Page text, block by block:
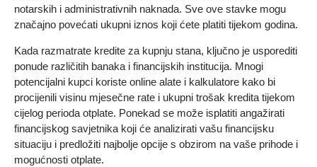
notarskih i administrativnih naknada. Sve ove stavke mogu
značajno povećati ukupni iznos koji ćete platiti tijekom godina.
Kada razmatrate kredite za kupnju stana, ključno je usporediti
ponude različitih banaka i financijskih institucija. Mnogi
potencijalni kupci koriste online alate i kalkulatore kako bi
procijenili visinu mjesečne rate i ukupni trošak kredita tijekom
cijelog perioda otplate. Ponekad se može isplatiti angažirati
financijskog savjetnika koji će analizirati vašu financijsku
situaciju i predložiti najbolje opcije s obzirom na vaše prihode i
mogućnosti otplate.